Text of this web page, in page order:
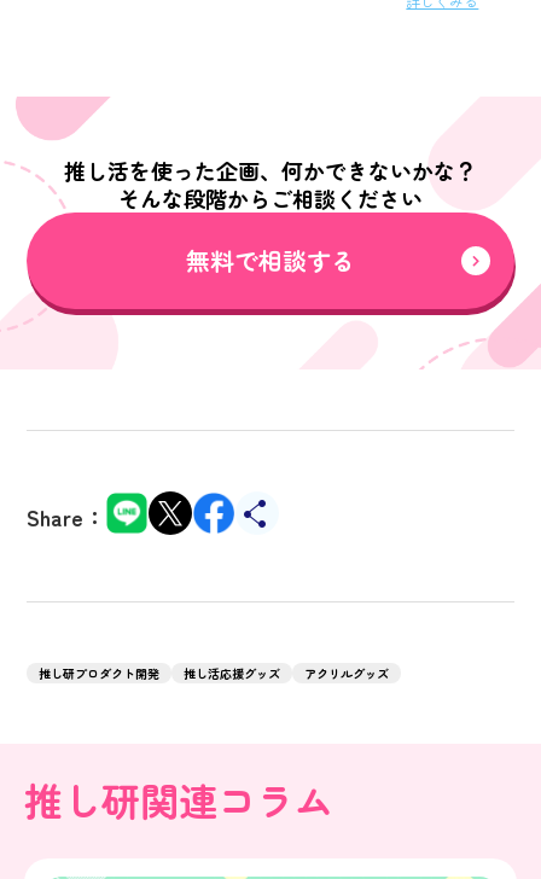
推し活を使った企画、何かできないかな？
そんな段階からご相談ください
無料で相談する
Share：
推し研プロダクト開発 推し活応援グッズ アクリルグッズ
推し研関連コラム